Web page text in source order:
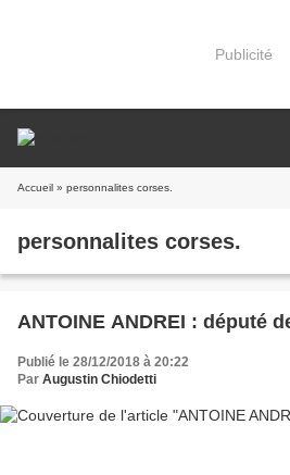
Publicité
Accueil » personnalites corses.
personnalites corses.
ANTOINE ANDREI : député
Publié le 28/12/2018 à 20:22
Par Augustin Chiodetti